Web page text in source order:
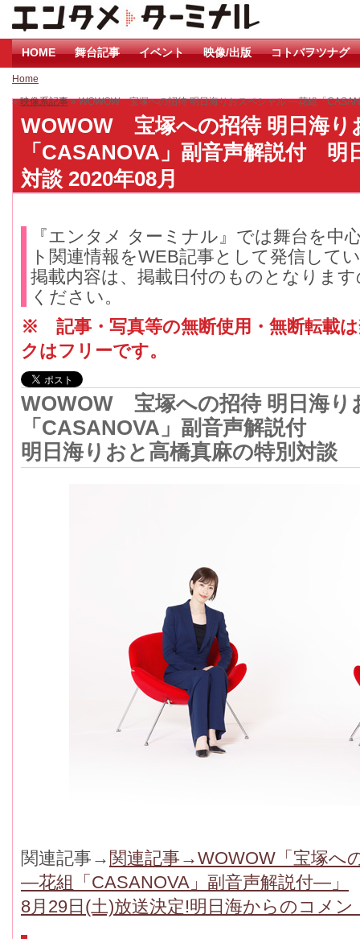
HOME 舞台記事 イベント 映像/出版 コトバヲツナグ
Home
»映像系記事» WOWOW 宝塚への招待 明⽇海りおスペシャル ―花組「
WOWOW 宝塚への招待 明⽇海
「CASANOVA」副⾳声解説付 明
対談 2020年08月
『エンタメ ターミナル』では舞台を中
ト関連情報をWEB記事として発信して
掲載内容は、掲載日付のものとなりま
ください。
※ 記事・写真等の無断使用・無断転載
クはフリーです。
WOWOW 宝塚への招待 明⽇海
「CASANOVA」副⾳声解説付
明日海りおと高橋真麻の特別対談
関連記事→ 関連記事→WOWOW「宝塚へ
―花組「CASANOVA」副音声解説付―」
8月29日(土)放送決定!明日海からのコメン